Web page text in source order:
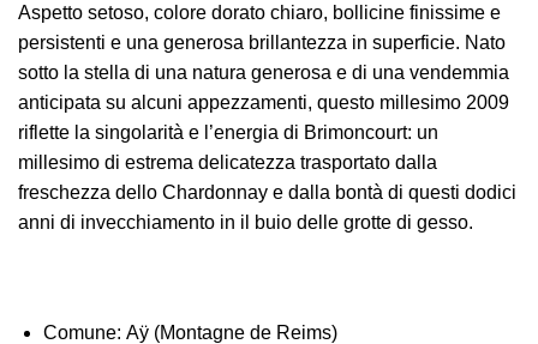
Aspetto setoso, colore dorato chiaro, bollicine finissime e
persistenti e una generosa brillantezza in superficie. Nato
sotto la stella di una natura generosa e di una vendemmia
anticipata su alcuni appezzamenti, questo millesimo 2009
riflette la singolarità e l’energia di Brimoncourt: un
millesimo di estrema delicatezza trasportato dalla
freschezza dello Chardonnay e dalla bontà di questi dodici
anni di invecchiamento in il buio delle grotte di gesso.
Comune: Aÿ (Montagne de Reims)